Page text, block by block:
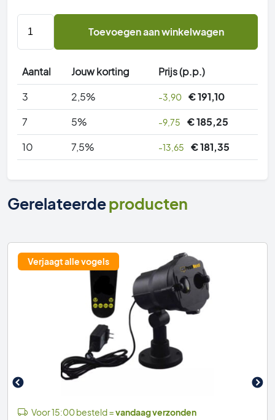
100
vogelpin
duivenpin
aantal
Toevoegen aan winkelwagen
Aantal Jouw korting
Prijs (p.p.)
3
2,5% -3,90 €191,10
7
5% -9,75 €185,25
10
7,5% -13,65 €181,35
Gerelateerdeproducten
Verjaagt alle vogels
Voor 15:00 besteld =vandaag verzonden